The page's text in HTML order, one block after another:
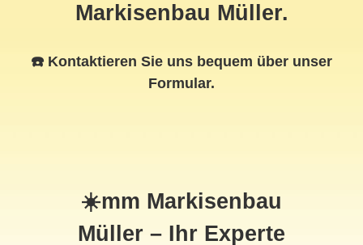
Markisenbau Müller.
☎️ Kontaktieren Sie uns bequem über unser
Formular.
☀️mm Markisenbau
Müller – Ihr Experte